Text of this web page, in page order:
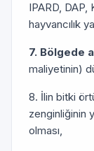
IPARD, DAP,
hayvancılık
7. Bölgede
maliyetinin)
8. İlin bitki
zenginliğinin
olması,